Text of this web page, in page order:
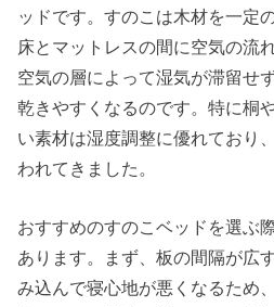
ッドです。すのこは木材を一定
床とマットレスの間に空気の流
空気の層によって湿気が滞留せ
乾きやすくなるのです。特に桐
い素材は湿度調整に優れており
われてきました。
おすすめのすのこベッドを選ぶ
あります。まず、板の間隔が広
み込んで寝心地が悪くなるため